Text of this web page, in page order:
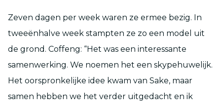
Zeven dagen per week waren ze ermee bezig. In
tweeënhalve week stampten ze zo een model uit
de grond. Coffeng: “Het was een interessante
samenwerking. We noemen het een skypehuwelijk.
Het oorspronkelijke idee kwam van Sake, maar
samen hebben we het verder uitgedacht en ik